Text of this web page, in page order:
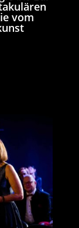
vom